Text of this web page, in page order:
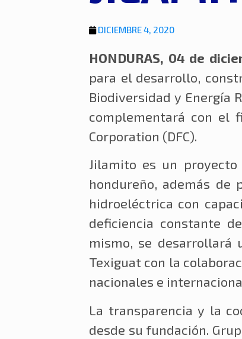
DICIEMBRE 4, 2020
HONDURAS, 04 de
para el desarrollo,
Biodiversidad y Energía
complementará con el
Corporation (DFC).
Jilamito es un
hondureño, además
hidroeléctrica con
deficiencia constante
mismo, se desarrollará
Texiguat con la
nacionales e
La transparencia y la
desde su fundación.